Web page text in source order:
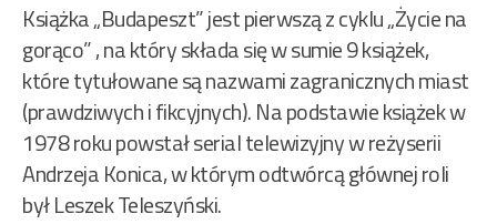
Książka „Budapeszt” jest pierwszą z cyklu „Życie na
gorąco” , na który składa się w sumie 9 książek,
które tytułowane są nazwami zagranicznych miast
(prawdziwych i fikcyjnych). Na podstawie książek w
1978 roku powstał serial telewizyjny w reżyserii
Andrzeja Konica, w którym odtwórcą głównej roli
był Leszek Teleszyński.